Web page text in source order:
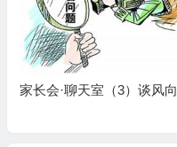
家长会·聊天室（3）谈风向